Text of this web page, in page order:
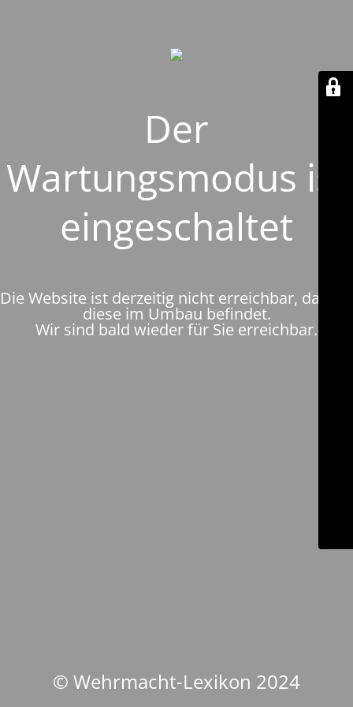
Der
Wartungsmodus ist
eingeschaltet
Die Website ist derzeitig nicht erreichbar, da sich
diese im Umbau befindet.
Wir sind bald wieder für Sie erreichbar.
© Wehrmacht-Lexikon 2024